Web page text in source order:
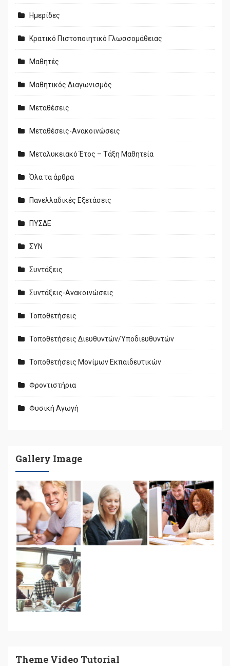
Ημερίδες
Κρατικό Πιστοποιητικό Γλωσσομάθειας
Μαθητές
Μαθητικός Διαγωνισμός
Μεταθέσεις
Μεταθέσεις-Ανακοινώσεις
Μεταλυκειακό Έτος – Τάξη Μαθητεία
Όλα τα άρθρα
Πανελλαδικές Εξετάσεις
ΠΥΣΔΕ
ΣΥΝ
Συντάξεις
Συντάξεις-Ανακοινώσεις
Τοποθετήσεις
Τοποθετήσεις Διευθυντών/Υποδιευθυντών
Τοποθετήσεις Μονίμων Εκπαιδευτικών
Φροντιστήρια
Φυσική Αγωγή
Gallery Image
Theme Video Tutorial